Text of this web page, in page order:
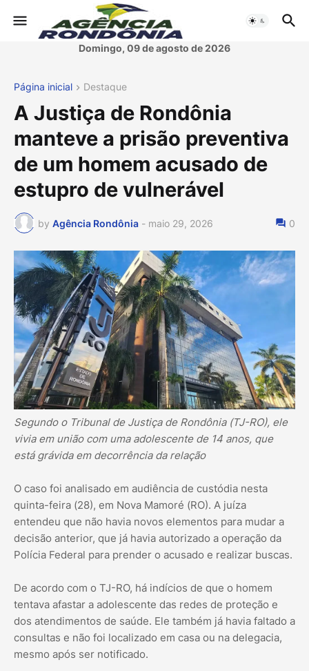
Domingo, 09 de agosto de 2026
Página inicial Destaque
A Justiça de Rondônia
manteve a prisão preventiva
de um homem acusado de
estupro de vulnerável
by Agência Rondônia - maio 29, 2026 0
Segundo o Tribunal de Justiça de Rondônia (TJ-RO), ele
vivia em união com uma adolescente de 14 anos, que
está grávida em decorrência da relação
O caso foi analisado em audiência de custódia nesta
quinta-feira (28), em Nova Mamoré (RO). A juíza
entendeu que não havia novos elementos para mudar a
decisão anterior, que já havia autorizado a operação da
Polícia Federal para prender o acusado e realizar buscas.
De acordo com o TJ-RO, há indícios de que o homem
tentava afastar a adolescente das redes de proteção e
dos atendimentos de saúde. Ele também já havia faltado a
consultas e não foi localizado em casa ou na delegacia,
mesmo após ser notificado.